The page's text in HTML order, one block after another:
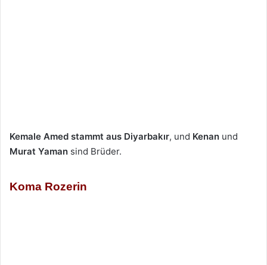
Kemale Amed stammt aus Diyarbakır, und Kenan und
Murat Yaman sind Brüder.
Koma Rozerin